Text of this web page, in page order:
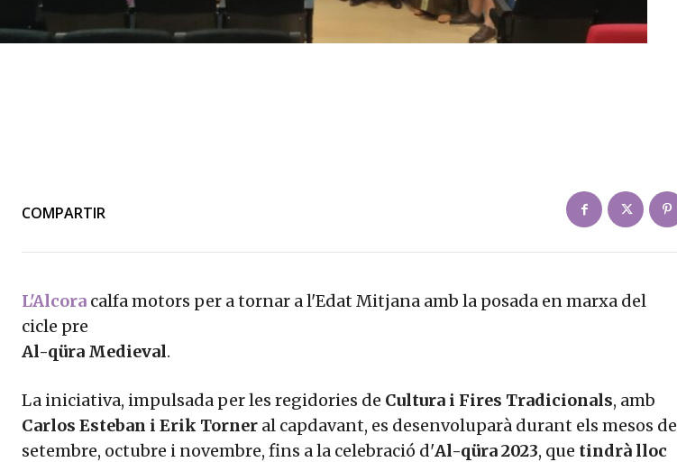
COMPARTIR
L'Alcora calfa motors per a tornar a l'Edat Mitjana amb la posada en marxa del
cicle pre
Al-qüra Medieval.
La iniciativa, impulsada per les regidories de Cultura i Fires Tradicionals, amb
Carlos Esteban i Erik Torner al capdavant, es desenvoluparà durant els mesos de
setembre, octubre i novembre, fins a la celebració d'Al-qüra 2023, que tindrà lloc